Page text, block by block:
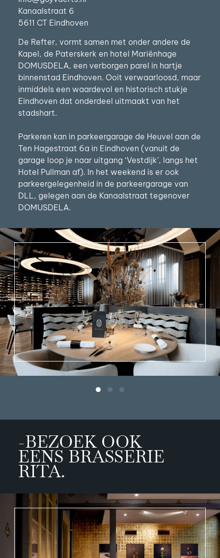
Kanaalstraat 6
5611 CT Eindhoven
De Refter, vormt samen met onder andere de
Kapel, de Paterskerk en hotel Mariënhage
DOMUSDELA, een verborgen parel in hartje
binnenstad Eindhoven. Ooit verwaarloosd, maar
inmiddels een waardevol en historisch stukje
Eindhoven dat onderdeel uitmaakt van het
stadshart.
Parkeren kan in parkeergarage de Heuvel aan de
Ten Hagestraat 6a in Eindhoven (vanuit de
garage loop je naar uitgang ‘Vestdijk’, langs het
Hotel Pullman af). In het weekend is er ook
parkeergelegenheid in de parkeergarage van
DLL, gelegen aan de Kanaalstraat tegenover
DOMUSDELA.
-BEZOEK OOK
EENS BRASSERIE
RITA.